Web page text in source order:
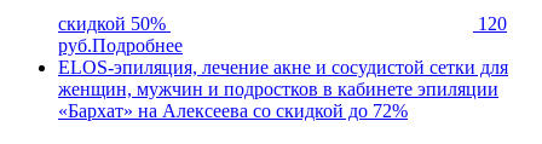
скидкой 50%
120
руб.Подробнее
ELOS-эпиляция, лечение акне и сосудистой сетки для
женщин, мужчин и подростков в кабинете эпиляции
«Бархат» на Алексеева со скидкой до 72%